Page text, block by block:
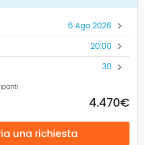
chevron_right
20:00 chevron_right
30 chevron_right
4.470€
una richiesta